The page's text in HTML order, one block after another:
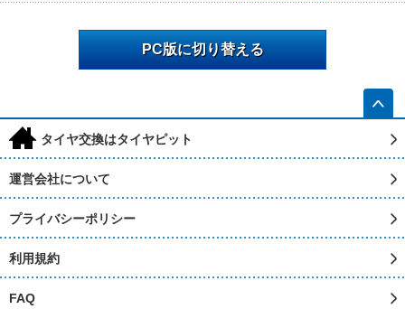
PC版に切り替える
h タイヤ交換はタイヤピット
運営会社について
プライバシーポリシー
利用規約
FAQ